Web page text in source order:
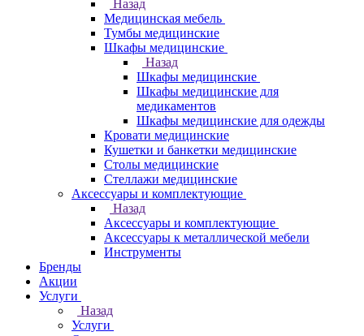
Назад
Медицинская мебель
Тумбы медицинские
Шкафы медицинские
Назад
Шкафы медицинские
Шкафы медицинские для
медикаментов
Шкафы медицинские для одежды
Кровати медицинские
Кушетки и банкетки медицинские
Столы медицинские
Стеллажи медицинские
Аксессуары и комплектующие
Назад
Аксессуары и комплектующие
Аксессуары к металлической мебели
Инструменты
Бренды
Акции
Услуги
Назад
Услуги